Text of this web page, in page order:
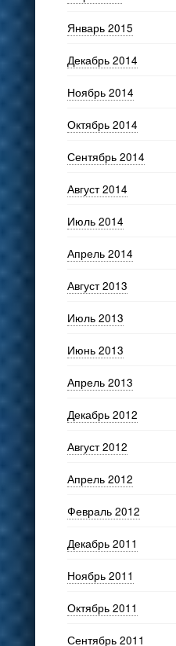
Январь 2015
Декабрь 2014
Ноябрь 2014
Октябрь 2014
Сентябрь 2014
Август 2014
Июль 2014
Апрель 2014
Август 2013
Июль 2013
Июнь 2013
Апрель 2013
Декабрь 2012
Август 2012
Апрель 2012
Февраль 2012
Декабрь 2011
Ноябрь 2011
Октябрь 2011
Сентябрь 2011